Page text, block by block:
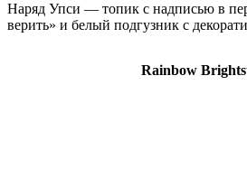
Наряд Упси — топик с надписью в
верить» и белый подгузник с
Rainbow